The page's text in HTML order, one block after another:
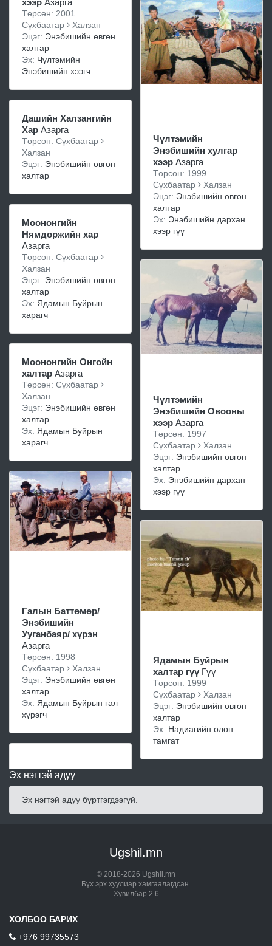
хээр Азарга
Төрсөн: 2001
Сүхбаатар
Халзан
Эцэг: Энэбишийн өвгөн
халтар
Эх: Чүлтэмийн
Энэбишийн хээгч
Дашийн Халзангийн
Хар Азарга
Төрсөн: Сүхбаатар
Халзан
Эцэг: Энэбишийн өвгөн
халтар
Моононгийн
Нямдоржийн хар
Азарга
Төрсөн: Сүхбаатар
Халзан
Эцэг: Энэбишийн өвгөн
халтар
Эх: Ядамын Буйрын
харагч
Моононгийн Онгойн
халтар Азарга
Төрсөн: Сүхбаатар
Халзан
Эцэг: Энэбишийн өвгөн
халтар
Эх: Ядамын Буйрын
харагч
Галын Баттөмөр/
Энэбишийн
Ууганбаяр/ хүрэн
Азарга
Төрсөн: 1998
Сүхбаатар
Халзан
Эцэг: Энэбишийн өвгөн
халтар
Эх: Ядамын Буйрын гал
хүрэгч
Чүлтэмийн
Энэбишийн хулгар
хээр Азарга
Төрсөн: 1999
Сүхбаатар
Халзан
Эцэг: Энэбишийн өвгөн
халтар
Эх: Энэбишийн дархан
хээр гүү
Чүлтэмийн
Энэбишийн Овооны
хээр Азарга
Төрсөн: 1997
Сүхбаатар
Халзан
Эцэг: Энэбишийн өвгөн
халтар
Эх: Энэбишийн дархан
хээр гүү
Ядамын Буйрын
халтар гүү Гүү
Төрсөн: 1999
Сүхбаатар
Халзан
Эцэг: Энэбишийн өвгөн
халтар
Эх: Надиагийн олон
тамгат
Эх нэгтэй адуу
Эх нэгтэй адуу бүртгэгдээгүй.
Ugshil.mn
© 2018-2026 Ugshil.mn
Бүх эрх хуулиар хамгаалагдсан.
Хувилбар 2.6
ХОЛБОО БАРИХ
+976 99735573